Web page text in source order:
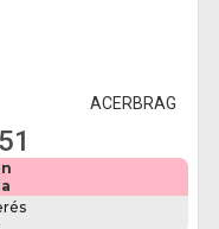
ACERBRAG